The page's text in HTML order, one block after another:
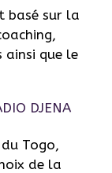
basé sur la
que le
Togo,
de la